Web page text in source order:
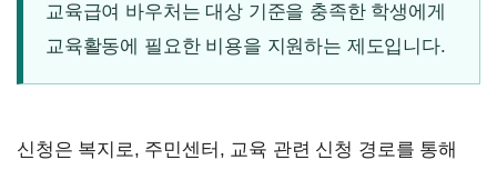
교육급여 바우처는 대상 기준을 충족한 학생에게
교육활동에 필요한 비용을 지원하는 제도입니다.
신청은 복지로, 주민센터, 교육 관련 신청 경로를 통해